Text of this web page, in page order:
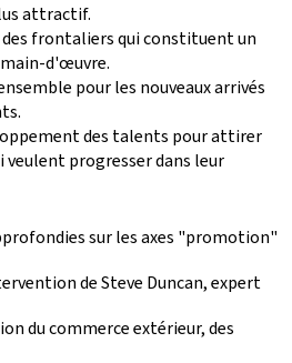
attractif.
frontaliers qui constituent un
d'œuvre.
pour les nouveaux arrivés
des talents pour attirer
progresser dans leur
sur les axes "promotion"
de Steve Duncan, expert
du commerce extérieur, des